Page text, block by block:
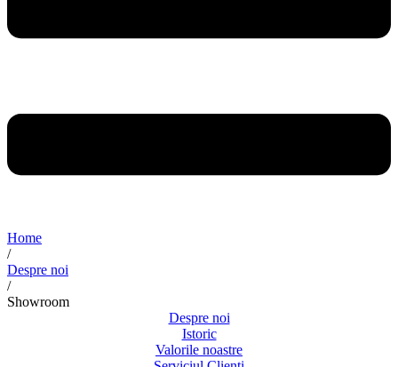
Home
/
Despre noi
/
Showroom
Despre noi
Istoric
Valorile noastre